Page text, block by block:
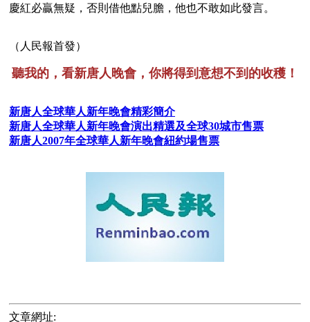
慶紅必贏無疑，否則借他點兒膽，他也不敢如此發言。
（人民報首發）
聽我的，看新唐人晚會，你將得到意想不到的收穫！
新唐人全球華人新年晚會精彩簡介
新唐人全球華人新年晚會演出精選及全球30城市售票
新唐人2007年全球華人新年晚會紐約場售票
文章網址: